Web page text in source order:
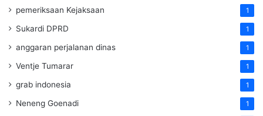
pemeriksaan Kejaksaan 1
Sukardi DPRD 1
anggaran perjalanan dinas 1
Ventje Tumarar 1
grab indonesia 1
Neneng Goenadi 1